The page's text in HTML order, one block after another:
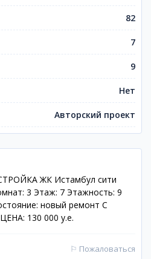
82
7
9
Нет
Авторский проект
ЖК Истамбул сити
3 Этаж: 7 Этажность: 9
новый ремонт С
130 000 у.е.
⚐ Пожаловаться